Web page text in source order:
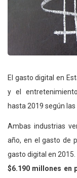
El gasto digital en
y el
hasta 2019 según
Ambas industrias
año, en el gasto de
gasto digital en 2015.
$6.190 millones en